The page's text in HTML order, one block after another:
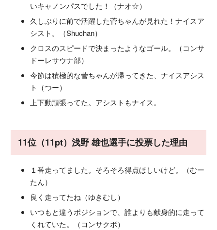
いキャノンパスでした！（ナオ☆）
久しぶりに前で活躍した菅ちゃんが見れた！ナイスア
シスト。（Shuchan）
クロスのスピードで決まったようなゴール。（コンサ
ドーレサウナ部）
今節は積極的な菅ちゃんが帰ってきた、ナイスアシス
ト（つー）
上下動頑張ってた。アシストもナイス。
11位（11pt）浅野 雄也選手に投票した理由
１番走ってました。そろそろ得点ほしいけど。（むー
たん）
良く走ってたね（ゆきむし）
いつもと違うポジションで、誰よりも献身的に走って
くれていた。（コンサクボ）